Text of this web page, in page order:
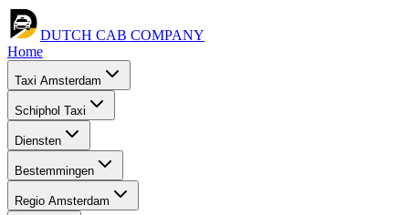
DUTCH CAB COMPANY
Home
Taxi Amsterdam
Schiphol Taxi
Diensten
Bestemmingen
Regio Amsterdam